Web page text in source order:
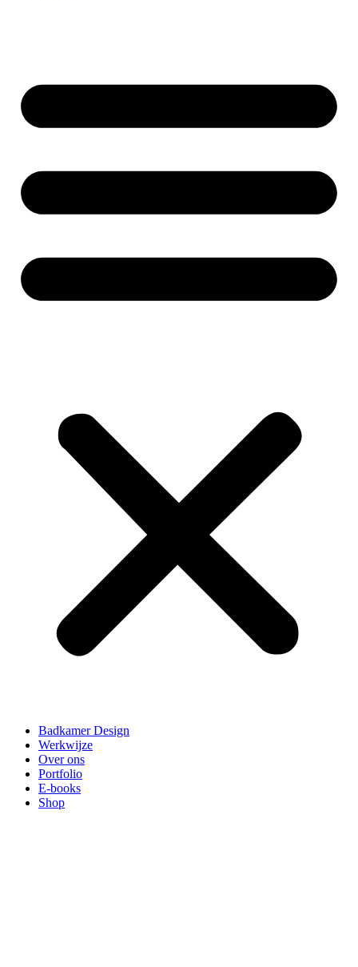
Badkamer Design
Werkwijze
Over ons
Portfolio
E-books
Shop